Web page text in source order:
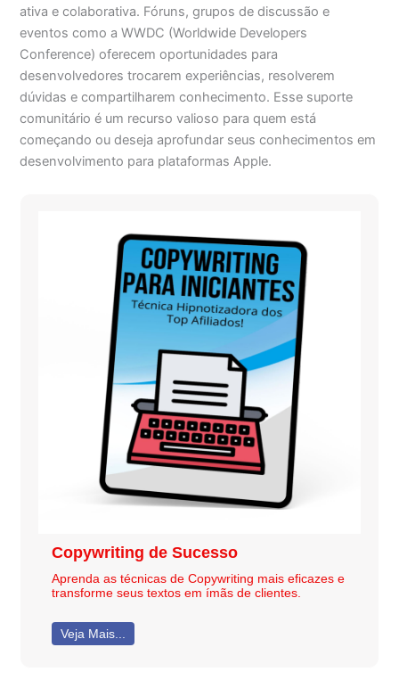
ativa e colaborativa. Fóruns, grupos de discussão e
eventos como a WWDC (Worldwide Developers
Conference) oferecem oportunidades para
desenvolvedores trocarem experiências, resolverem
dúvidas e compartilharem conhecimento. Esse suporte
comunitário é um recurso valioso para quem está
começando ou deseja aprofundar seus conhecimentos em
desenvolvimento para plataformas Apple.
Copywriting de Sucesso
Aprenda as técnicas de Copywriting mais eficazes e
transforme seus textos em ímãs de clientes.
Veja Mais...